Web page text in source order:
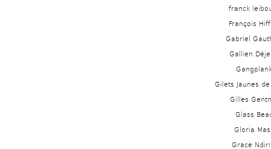
franck
François
Gabriel
Gallien
Gilets Jaunes
Gilles
Glass
Gloria
Grace